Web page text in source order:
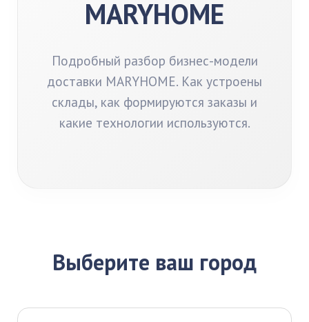
MARYHOME
Подробный разбор бизнес-модели
доставки MARYHOME. Как устроены
склады, как формируются заказы и
какие технологии используются.
Выберите ваш город